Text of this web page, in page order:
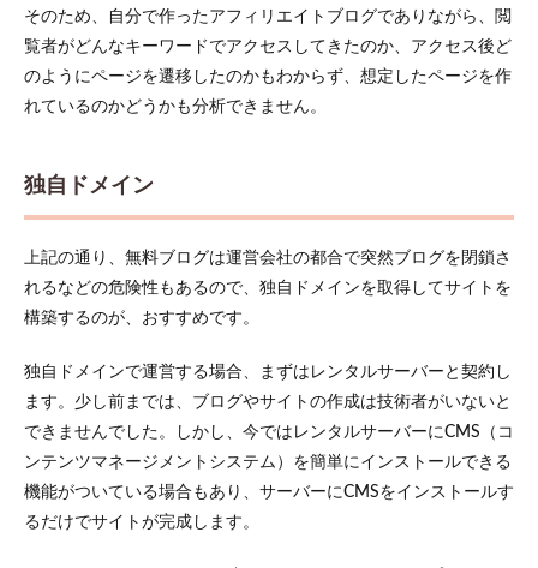
5.3
ルを
活用
分析
する
6
め
そのため、自分で作ったアフィリエイトブログでありながら、閲
覧者がどんなキーワードでアクセスしてきたのか、アクセス後ど
のようにページを遷移したのかもわからず、想定したページを作
れているのかどうかも分析できません。
独自ドメイン
上記の通り、無料ブログは運営会社の都合で突然ブログを閉鎖さ
れるなどの危険性もあるので、独自ドメインを取得してサイトを
構築するのが、おすすめです。
独自ドメインで運営する場合、まずはレンタルサーバーと契約し
ます。少し前までは、ブログやサイトの作成は技術者がいないと
できませんでした。しかし、今ではレンタルサーバーにCMS（コ
ンテンツマネージメントシステム）を簡単にインストールできる
機能がついている場合もあり、サーバーにCMSをインストールす
るだけでサイトが完成します。